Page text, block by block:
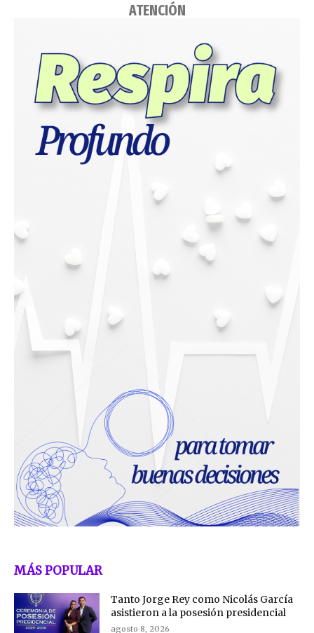
ATENCIÓN
MÁS POPULAR
Tanto Jorge Rey como Nicolás García
asistieron a la posesión presidencial
agosto 8, 2026